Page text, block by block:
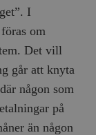
I
om
Det vill
går att knyta
någon som
på
än någon